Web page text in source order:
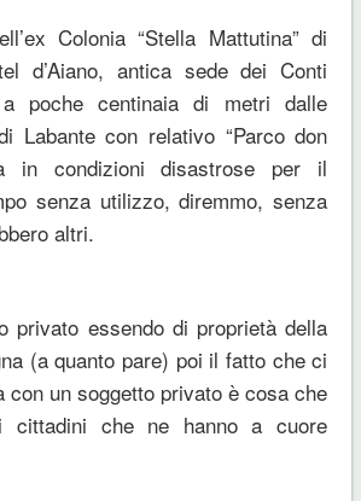
Colonia “Stella Mattutina” di
d’Aiano, antica sede dei Conti
poche centinaia di metri dalle
Labante con relativo “Parco don
in condizioni disastrose per il
senza utilizzo, diremmo, senza
altri.
privato essendo di proprietà della
(a quanto pare) poi il fatto che ci
con un soggetto privato è cosa che
cittadini che ne hanno a cuore